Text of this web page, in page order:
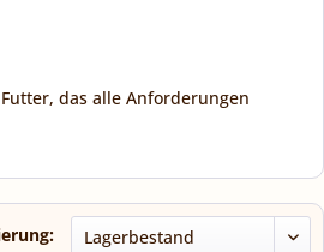
das alle Anforderungen